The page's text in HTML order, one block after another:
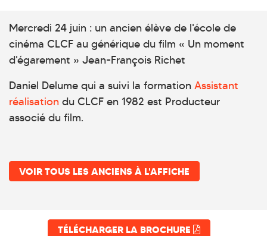
Mercredi 24 juin : un ancien élève de l'école de
cinéma CLCF au générique du film « Un moment
d'égarement » Jean-François Richet
Daniel Delume qui a suivi la formation Assistant
réalisation du CLCF en 1982 est Producteur
associé du film.
VOIR TOUS LES ANCIENS À L'AFFICHE
TÉLÉCHARGER LA BROCHURE